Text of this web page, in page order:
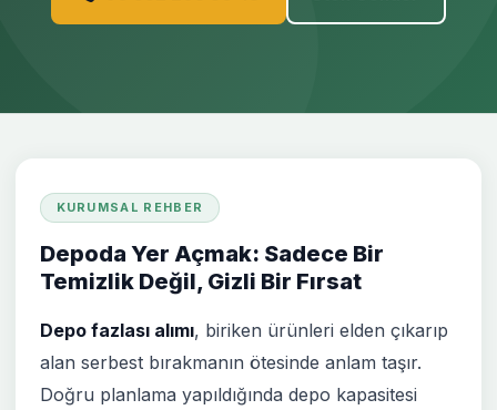
KURUMSAL REHBER
Depoda Yer Açmak: Sadece Bir
Temizlik Değil, Gizli Bir Fırsat
Depo fazlası alımı, biriken ürünleri elden çıkarıp
alan serbest bırakmanın ötesinde anlam taşır.
Doğru planlama yapıldığında depo kapasitesi